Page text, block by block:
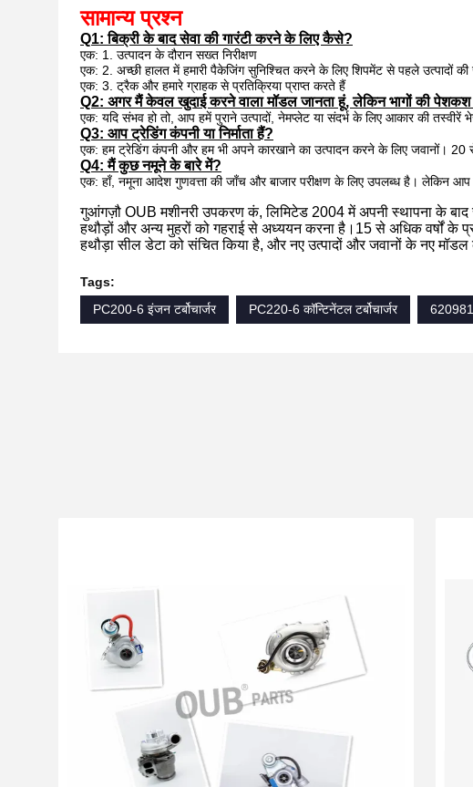
सामान्य प्रश्न
Q1: बिक्री के बाद सेवा की गारंटी करने के लिए कैसे?
एक: 1. उत्पादन के दौरान सख्त निरीक्षण
एक: 2. अच्छी हालत में हमारी पैकेजिंग सुनिश्चित करने के लिए शिपमेंट से पहले उत्पादों
एक: 3. ट्रैक और हमारे ग्राहक से प्रतिक्रिया प्राप्त करते हैं
Q2: अगर मैं केवल खुदाई करने वाला मॉडल जानता हूं, लेकिन भागों की पेशकश
एक: यदि संभव हो तो, आप हमें पुराने उत्पादों, नेमप्लेट या संदर्भ के लिए आकार की
Q3: आप ट्रेडिंग कंपनी या निर्माता हैं?
एक: हम ट्रेडिंग कंपनी और हम भी अपने कारखाने का उत्पादन करने के लिए जवानों। 20
Q4: मैं कुछ नमूने के बारे में?
एक: हाँ, नमूना आदेश गुणवत्ता की जाँच और बाजार परीक्षण के लिए उपलब्ध है। लेकिन
गुआंगज़ौ OUB मशीनरी उपकरण कं, लिमिटेड 2004 में अपनी स्थापना के
हथौड़ों और अन्य मुहरों को गहराई से अध्ययन करना है।15 से अधिक वर्षों
हथौड़ा सील डेटा को संचित किया है, और नए उत्पादों और जवानों के नए मॉडल
Tags:
PC200-6 इंजन टर्बोचार्जर
PC220-6 कॉन्टिनेंटल टर्बोचार्जर